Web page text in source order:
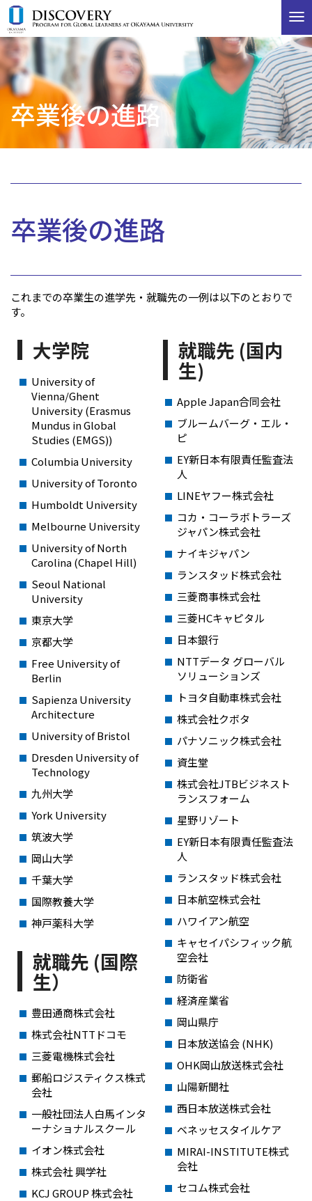
T
o
g
g
l
e
n
a
v
i
卒業後の進路
卒業後の進路
これまでの卒業生の進学先・就職先の一例は以下のとおりで
す。
大学院
University of
Vienna/Ghent
University (Erasmus
Mundus in Global
Studies (EMGS))
Columbia University
University of Toronto
Humboldt University
Melbourne University
University of North
Carolina (Chapel Hill)
Seoul National
University
東京大学
京都大学
Free University of
Berlin
Sapienza University
Architecture
University of Bristol
Dresden University of
Technology
九州大学
York University
筑波大学
岡山大学
千葉大学
国際教養大学
神戸薬科大学
就職先 (国際
生）
豊田通商株式会社
株式会社NTTドコモ
三菱電機株式会社
郵船ロジスティクス株式
会社
一般社団法人白馬インタ
ーナショナルスクール
イオン株式会社
株式会社 興学社
KCJ GROUP 株式会社
就職先 (国内
生)
Apple Japan合同会社
ブルームバーグ・エル・
ピ
EY新日本有限責任監査法
人
LINEヤフー株式会社
コカ・コーラボトラーズ
ジャパン株式会社
ナイキジャパン
ランスタッド株式会社
三菱商事株式会社
三菱HCキャピタル
日本銀行
NTTデータ グローバル
ソリューションズ
トヨタ自動車株式会社
株式会社クボタ
パナソニック株式会社
資生堂
株式会社JTBビジネスト
ランスフォーム
星野リゾート
EY新日本有限責任監査法
人
ランスタッド株式会社
日本航空株式会社
ハワイアン航空
キャセイパシフィック航
空会社
防衛省
経済産業省
岡山県庁
日本放送協会 (NHK)
OHK岡山放送株式会社
山陽新聞社
西日本放送株式会社
ベネッセスタイルケア
MIRAI-INSTITUTE株式
会社
セコム株式会社